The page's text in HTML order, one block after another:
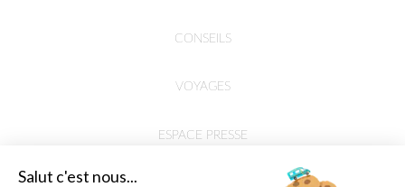
CONSEILS
VOYAGES
ESPACE PRESSE
Salut c'est nous...